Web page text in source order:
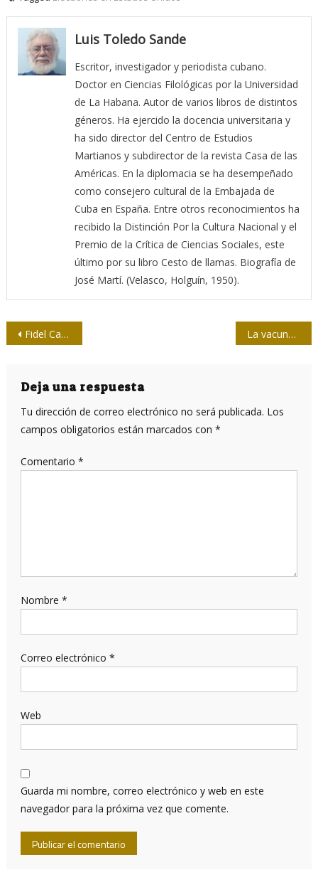
Luis Toledo Sande
Escritor, investigador y periodista cubano.
Doctor en Ciencias Filológicas por la Universidad
de La Habana. Autor de varios libros de distintos
géneros. Ha ejercido la docencia universitaria y
ha sido director del Centro de Estudios
Martianos y subdirector de la revista Casa de las
Américas. En la diplomacia se ha desempeñado
como consejero cultural de la Embajada de
Cuba en España. Entre otros reconocimientos ha
recibido la Distinción Por la Cultura Nacional y el
Premio de la Crítica de Ciencias Sociales, este
último por su libro Cesto de llamas. Biografía de
José Martí. (Velasco, Holguín, 1950).
Navegación
entradas
Fidel Castro en “La Tertulia”: La luz de un gran comunicador La vacuna Sputnik V podría salvar vidas estadounidenses
Deja una respuesta
Tu dirección de correo electrónico no será publicada. Los
campos obligatorios están marcados con *
Comentario *
Nombre *
Correo electrónico *
Web
Guarda mi nombre, correo electrónico y web en este
navegador para la próxima vez que comente.